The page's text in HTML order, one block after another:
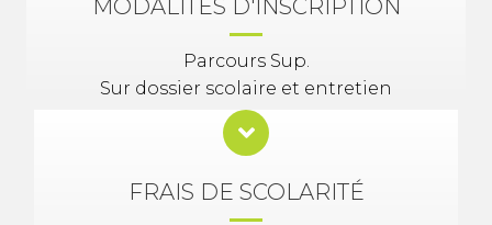
MODALITES D'INSCRIPTION
Parcours Sup.
Sur dossier scolaire et entretien
FRAIS DE SCOLARITÉ